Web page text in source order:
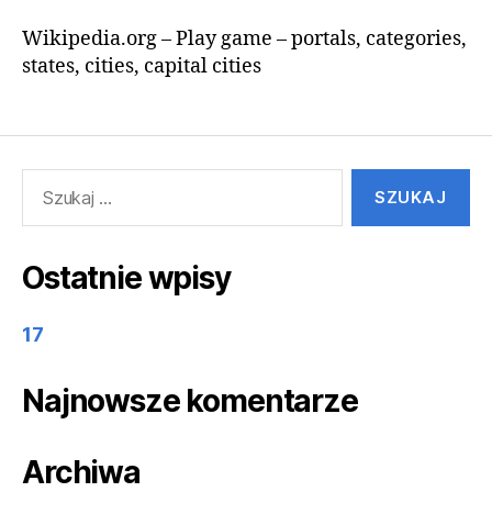
Wikipedia.org – Play game – portals, categories,
states, cities, capital cities
Ostatnie wpisy
17
Najnowsze komentarze
Archiwa